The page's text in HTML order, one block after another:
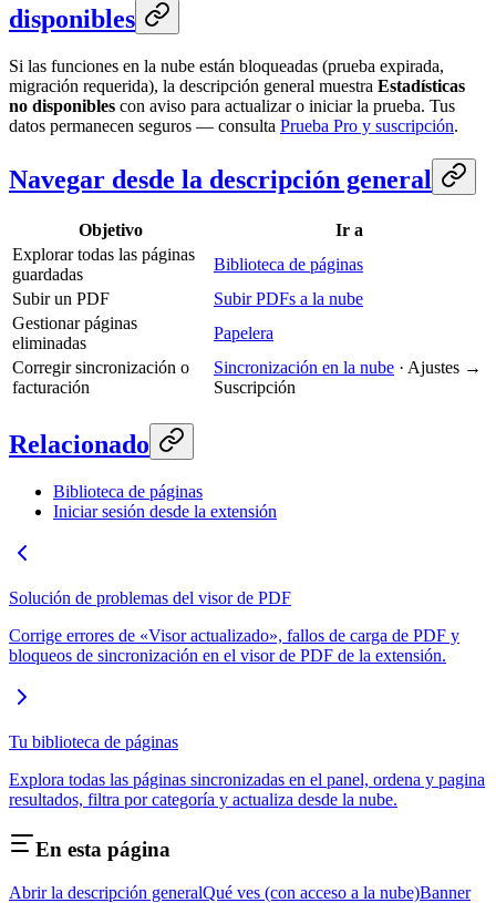
disponibles
Si las funciones en la nube están bloqueadas (prueba expirada,
migración requerida), la descripción general muestra Estadísticas
no disponibles con aviso para actualizar o iniciar la prueba. Tus
datos permanecen seguros — consulta Prueba Pro y suscripción.
Navegar desde la descripción general
Objetivo
Ir a
Explorar todas las páginas
guardadas
Biblioteca de páginas
Subir un PDF
Subir PDFs a la nube
Gestionar páginas
eliminadas
Papelera
Corregir sincronización o
facturación
Sincronización en la nube · Ajustes →
Suscripción
Relacionado
Biblioteca de páginas
Iniciar sesión desde la extensión
Solución de problemas del visor de PDF
Corrige errores de «Visor actualizado», fallos de carga de PDF y
bloqueos de sincronización en el visor de PDF de la extensión.
Tu biblioteca de páginas
Explora todas las páginas sincronizadas en el panel, ordena y pagina
resultados, filtra por categoría y actualiza desde la nube.
En esta página
Abrir la descripción generalQué ves (con acceso a la nube)Banner